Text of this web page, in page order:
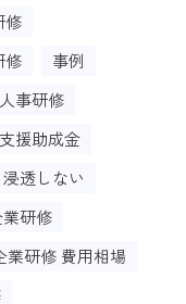
修
修
事例
人事研修
援助成金
透しない
研修
業研修 費用相場